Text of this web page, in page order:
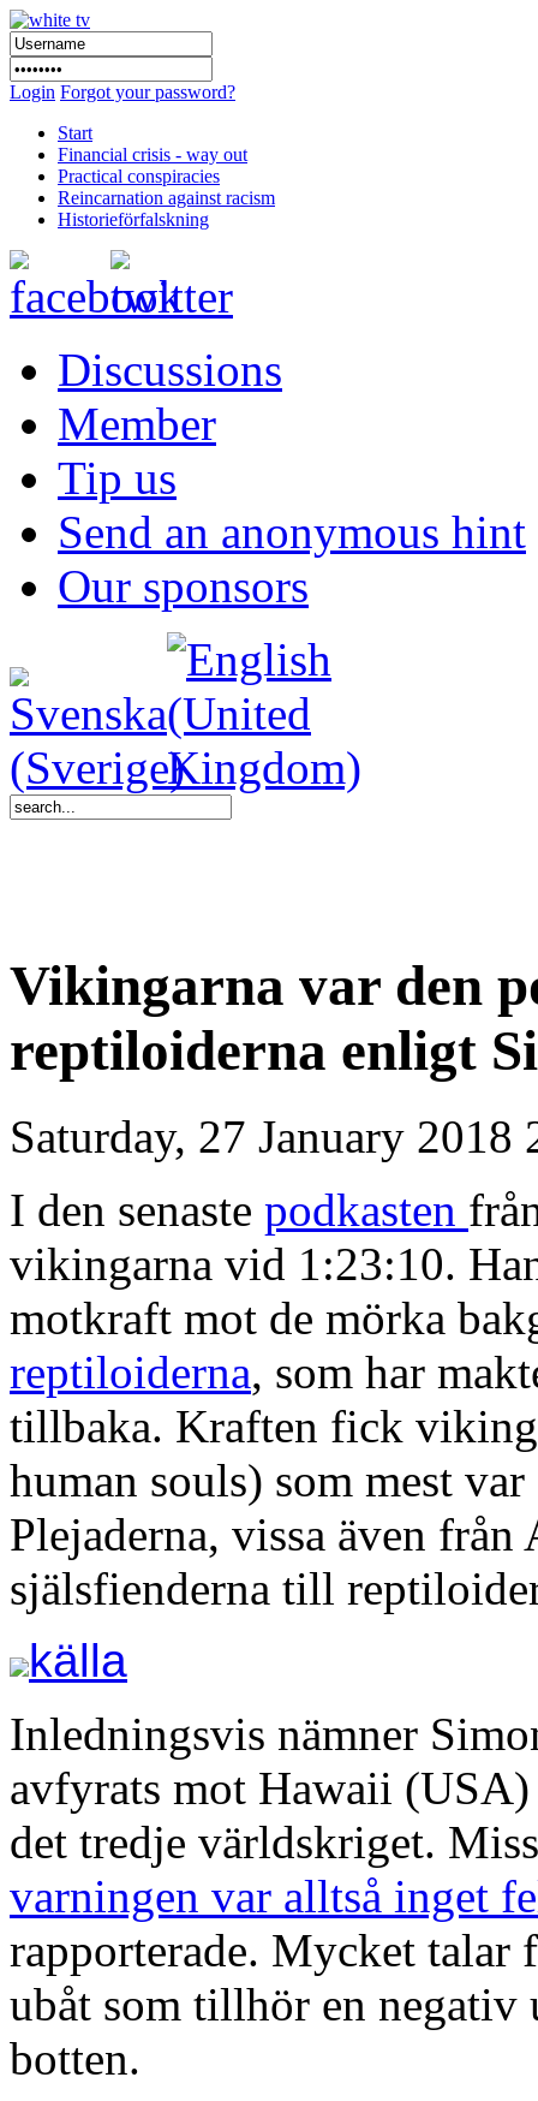
Login Forgot your password?
Start
Financial crisis - way out
Practical conspiracies
Reincarnation against racism
Historieförfalskning
Discussions
Member
Tip us
Send an anonymous hint
Our sponsors
Vikingarna var den
reptiloiderna enligt
Saturday, 27 January 2018
I den senaste podkasten
vikingarna vid 1:23:10.
motkraft mot de mörka
reptiloiderna, som har
tillbaka. Kraften fick
human souls) som mest
Plejaderna, vissa även
själsfienderna till
källa
Inledningsvis nämner
avfyrats mot Hawaii
det tredje världskriget.
varningen var alltså inget
rapporterade. Mycket talar
ubåt som tillhör en negativ
botten.